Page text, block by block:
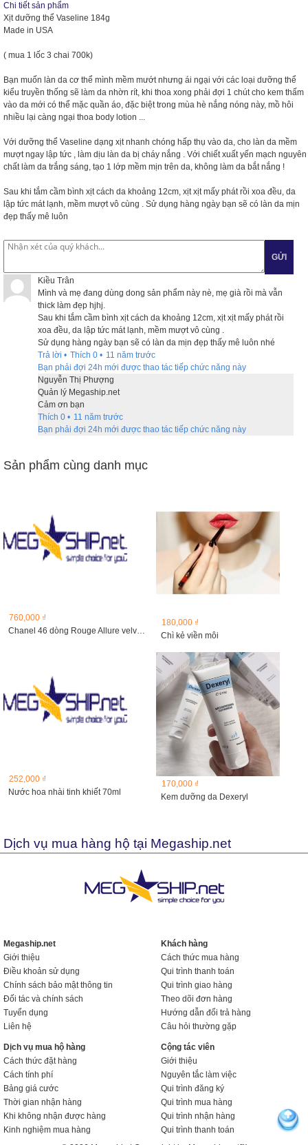
Chi tiết sản phẩm
Xịt dưỡng thể Vaseline 184g
Made in USA
( mua 1 lốc 3 chai 700k)
Bạn muốn làn da cơ thể mình mềm mướt nhưng ái ngại với các loại dưỡng thể
kiểu truyền thống sẽ làm da nhờn rít, khi thoa xong phải đợi 1 chút cho kem thấm
vào da mới có thể mặc quần áo, đặc biệt trong mùa hè nắng nóng này, mồ hôi
nhiều lại càng ngại thoa body lotion ...
Với dưỡng thể Vaseline dạng xịt nhanh chóng hấp thụ vào da, cho làn da mềm
mượt ngay lập tức , làm dịu làn da bị cháy nắng . Với chiết xuất yến mạch nguyên
chất làm da trắng sáng, tạo 1 lớp mềm mịn trên da, không làm da bắt nắng !
Sau khi tắm cầm bình xịt cách da khoảng 12cm, xịt xịt mấy phát rồi xoa đều, da
lập tức mát lạnh, mềm mượt vô cùng . Sử dụng hàng ngày bạn sẽ có làn da mịn
đẹp thấy mê luôn
GỬI
Kiều Trân
Mình và mẹ đang dùng dong sản phẩm này nè, mẹ già rồi mà vẫn
thick làm đẹp hjhj.
Sau khi tắm cầm bình xịt cách da khoảng 12cm, xịt xịt mấy phát rồi
xoa đều, da lập tức mát lạnh, mềm mượt vô cùng .
Sử dụng hàng ngày bạn sẽ có làn da mịn đẹp thấy mê luôn nhé
Trả lời • Thích 0 • 11 năm trước
Bạn phải đợi 24h mới được thao tác tiếp chức năng này
Nguyễn Thị Phượng
Quản lý Megaship.net
Cảm ơn bạn
Thích 0 • 11 năm trước
Bạn phải đợi 24h mới được thao tác tiếp chức năng này
Sản phẩm cùng danh mục
760,000 ₫
180,000 ₫
Chì kẻ viền môi
252,000 ₫
Nước hoa nhài tinh khiết 70ml
170,000 ₫
Kem dưỡng da Dexeryl
Dịch vụ mua hàng hộ tại Megaship.net
Megaship.net
Giới thiệu
Điều khoản sử dụng
Chính sách bảo mật thông tin
Đối tác và chính sách
Tuyển dụng
Liên hệ
Khách hàng
Cách thức mua hàng
Qui trình thanh toán
Qui trình giao hàng
Theo dõi đơn hàng
Hướng dẫn đổi trả hàng
Câu hỏi thường gặp
Dịch vụ mua hộ hàng
Cách thức đặt hàng
Cách tính phí
Bảng giá cước
Thời gian nhận hàng
Khi không nhận được hàng
Kinh nghiệm mua hàng
Cộng tác viên
Giới thiệu
Nguyên tắc làm việc
Qui trình đăng ký
Qui trình mua hàng
Qui trình nhận hàng
Qui trình thanh toán